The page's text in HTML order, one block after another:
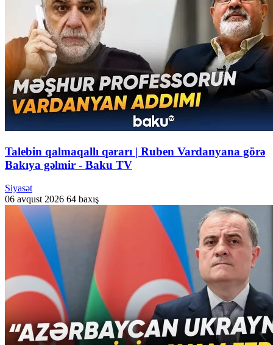
Talebin qalmaqallı qərarı | Ruben Vardanyana görə
Bakıya gəlmir - Baku TV
Siyasət
06 avqust 2026 64 baxış